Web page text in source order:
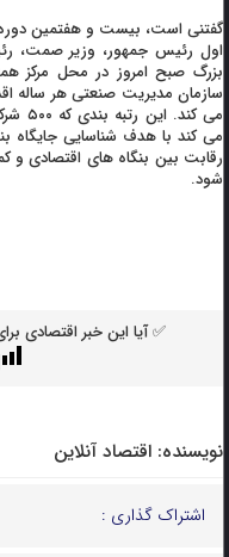
گفتنی است، بیست و هفتمین
اول رئیس جمهور، وزیر صمت،
بزرگ صبح امروز در محل مرکز
می
می کند با هدف شناسایی جایگاه
رقابت بین بنگاه های اقتصادی و
شود.
✅ آیا این خبر اقتصادی
نویسنده: اقتصاد آنلاین
اشتراک گذاری :